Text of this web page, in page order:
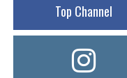
Top Channel